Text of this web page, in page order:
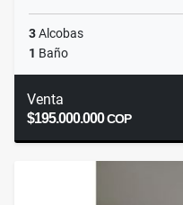
3Alcobas
1 Baño
Venta
$195.000.000COP